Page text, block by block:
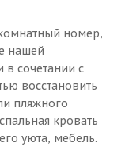
номер,
нашей
в сочетании с
восстановить
пляжного
кровать
уюта, мебель.